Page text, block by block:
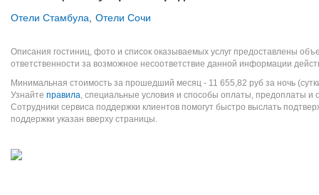
Отели Стамбула Отели Сочи
Описания гостиниц, фото и список оказываемых услуг предоставлены
ответственности за возможное несоответствие данной информации
Минимальная стоимость за прошедший месяц - 11 655,82 руб за ночь
Узнайте правила, специальные условия и способы оплаты, предоплаты и
Сотрудники сервиса поддержки клиентов помогут быстро выслать
поддержки указан вверху страницы.